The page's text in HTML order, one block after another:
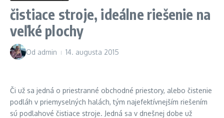
čistiace stroje, ideálne riešenie na
veľké plochy
Od admin 14. augusta 2015
Či už sa jedná o priestranné obchodné priestory, alebo čistenie
podláh v priemyselných halách, tým najefektívnejším riešením
sú podlahové čistiace stroje. Jedná sa v dnešnej dobe už